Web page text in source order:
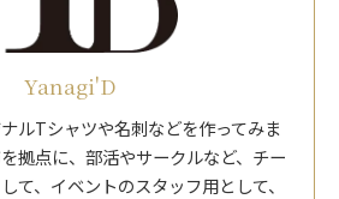
Yanagi'D
ルTシャツや名刺などを作ってみま
拠点に、部活やサークルなど、チー
て、イベントのスタッフ用として、